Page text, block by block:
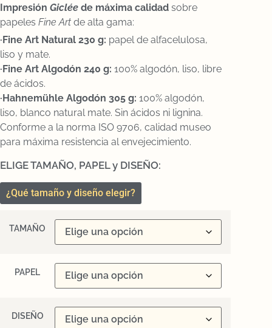
Impresión Giclée de máxima calidad sobre
papeles Fine Art de alta gama:
·Fine Art Natural 230 g: papel de alfacelulosa,
liso y mate.
·Fine Art Algodón 240 g: 100% algodón, liso, libre
de ácidos.
·Hahnemühle Algodón 305 g: 100% algodón,
liso, blanco natural mate. Sin ácidos ni lignina.
Conforme a la norma ISO 9706, calidad museo
para máxima resistencia al envejecimiento.
ELIGE TAMAÑO, PAPEL y DISEÑO:
¿Qué tamaño y diseño elegir?
TAMAÑO
PAPEL
DISEÑO